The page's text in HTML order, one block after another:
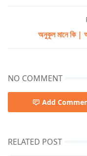
অনুকূল মানে কি |
NO COMMENT
Add
RELATED POST